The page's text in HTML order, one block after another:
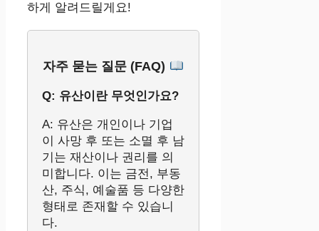
하게 알려드릴게요!
자주 묻는 질문 (FAQ)
Q: 유산이란 무엇인가요?
A: 유산은 개인이나 기업
이 사망 후 또는 소멸 후 남
기는 재산이나 권리를 의
미합니다. 이는 금전, 부동
산, 주식, 예술품 등 다양한
형태로 존재할 수 있습니
다.